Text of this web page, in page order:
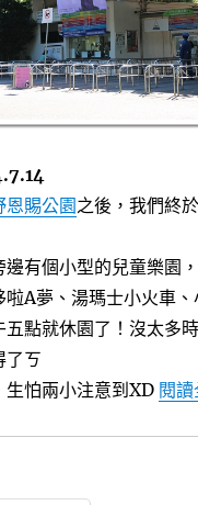
恩賜公園之後，我們終
邊有個小型的兒童樂園
啦A夢、湯瑪士小火車
五點就休園了！沒太多
了ㄎ
生怕兩小注意到XD 閱